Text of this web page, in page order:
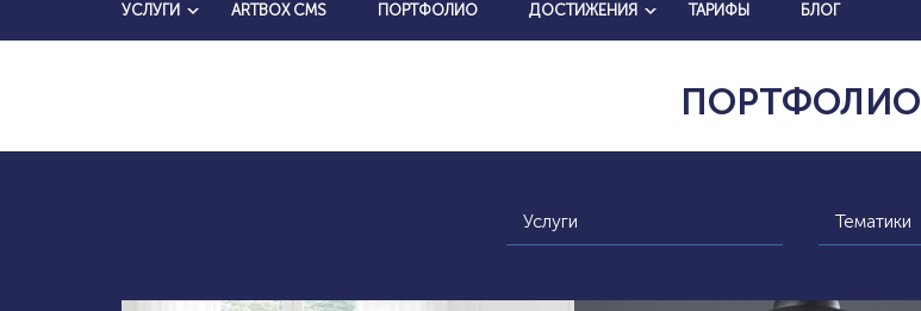
УСЛУГИ ARTBOX CMS ПОРТФОЛИО ДОСТИЖЕНИЯ ТАРИФЫ БЛОГ
ПОРТФОЛИО
Услуги Тематики